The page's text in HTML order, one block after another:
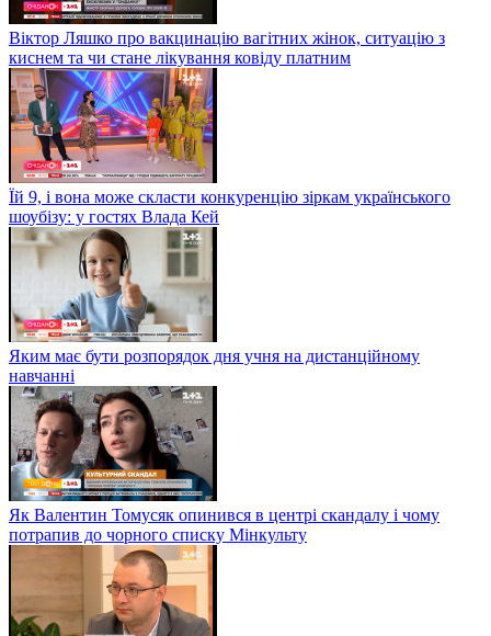
Віктор Ляшко про вакцинацію вагітних жінок, ситуацію з
киснем та чи стане лікування ковіду платним
Їй 9, і вона може скласти конкуренцію зіркам українського
шоубізу: у гостях Влада Кей
Яким має бути розпорядок дня учня на дистанційному
навчанні
Як Валентин Томусяк опинився в центрі скандалу і чому
потрапив до чорного списку Мінкульту